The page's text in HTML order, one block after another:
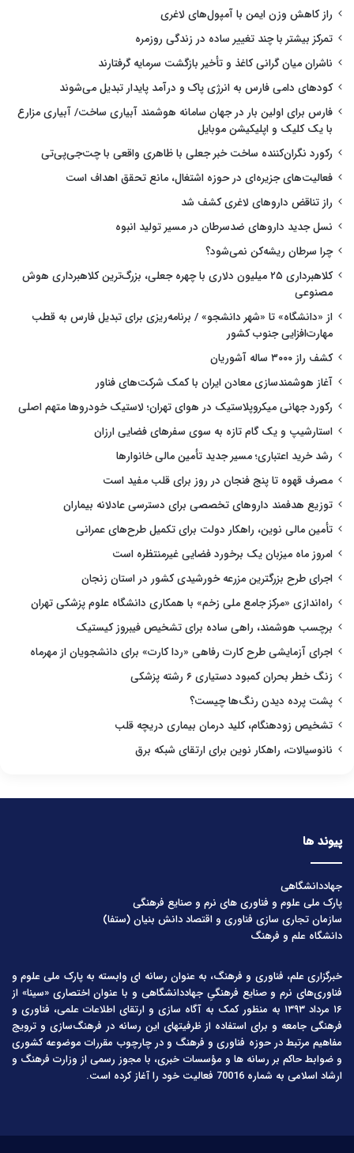
راز کاهش وزن ایمن با آمپول‌های لاغری
تمرکز بیشتر با چند تغییر ساده در زندگی روزمره
ناشران میان گرانی کاغذ و تأخیر بازگشت سرمایه گرفتارند
کودهای دامی فارس به انرژی پاک و درآمد پایدار تبدیل می‌شوند
فارس برای اولین بار در جهان سامانه هوشمند آبیاری ساخت/ آبیاری مزارع
با یک کلیک و اپلیکیشن موبایل
رکورد نگران‌کننده ساخت خبر جعلی با ظاهری واقعی با چت‌جی‌پی‌تی
فعالیت‌های جزیره‌ای در حوزه اشتغال، مانع تحقق اهداف است
راز تناقض داروهای لاغری کشف شد
نسل جدید داروهای ضدسرطان در مسیر تولید انبوه
چرا سرطان ریشه‌کن نمی‌شود؟
کلاهبرداری ۲۵ میلیون دلاری با چهره جعلی، بزرگ‌ترین کلاهبرداری هوش
مصنوعی
از «دانشگاه» تا «شهر دانشجو» / برنامه‌ریزی برای تبدیل فارس به قطب
مهارت‌افزایی جنوب کشور
کشف راز ۳۰۰۰ ساله آشوریان
آغاز هوشمندسازی معادن ایران با کمک شرکت‌های فناور
رکورد جهانی میکروپلاستیک در هوای تهران؛ لاستیک خودروها متهم اصلی
استارشیپ و یک گام تازه به سوی سفرهای فضایی ارزان
رشد خرید اعتباری؛ مسیر جدید تأمین مالی خانوارها
مصرف قهوه تا پنج فنجان در روز برای قلب مفید است
توزیع هدفمند داروهای تخصصی برای دسترسی عادلانه بیماران
تأمین مالی نوین، راهکار دولت برای تکمیل طرح‌های عمرانی
امروز ماه میزبان یک برخورد فضایی غیرمنتظره است
اجرای طرح بزرگترین مزرعه خورشیدی کشور در استان زنجان
راه‌اندازی «مرکز جامع ملی زخم» با همکاری دانشگاه علوم پزشکی تهران
برچسب هوشمند، راهی ساده برای تشخیص فیبروز کیستیک
اجرای آزمایشی طرح کارت رفاهی «ردا کارت» برای دانشجویان از مهرماه
زنگ خطر بحران کمبود دستیاری ۶ رشته پزشکی
پشت پرده دیدن رنگ‌ها چیست؟
تشخیص زودهنگام، کلید درمان بیماری دریچه قلب
نانوسیالات، راهکار نوین برای ارتقای شبکه برق
پیوند ها
جهاددانشگاهی
پارک ملی علوم و فناوری های نرم و صنایع فرهنگی
سازمان تجاری سازی فناوری و اقتصاد دانش بنیان (ستفا)
دانشگاه علم و فرهنگ
خبرگزاری علم، فناوری و فرهنگ، به عنوان رسانه ای وابسته به پارک ملی علوم و
فناوری‌های نرم و صنایع فرهنگیِ جهاددانشگاهی و با عنوان اختصاری «سینا» از
۱۶ مرداد ۱۳۹۳ به منظور کمک به آگاه سازی و ارتقای اطلاعات علمی، فناوری و
فرهنگی جامعه و برای استفاده از ظرفیتهای این رسانه در فرهنگ‌سازی و ترویج
مفاهیم مرتبط در حوزه فناوری و فرهنگ و در چارچوب مقررات موضوعه کشوری
و ضوابط حاکم بر رسانه ها و مؤسسات خبری، با مجوز رسمی از وزارت فرهنگ و
ارشاد اسلامی به شماره 70016 فعالیت خود را آغاز کرده است.